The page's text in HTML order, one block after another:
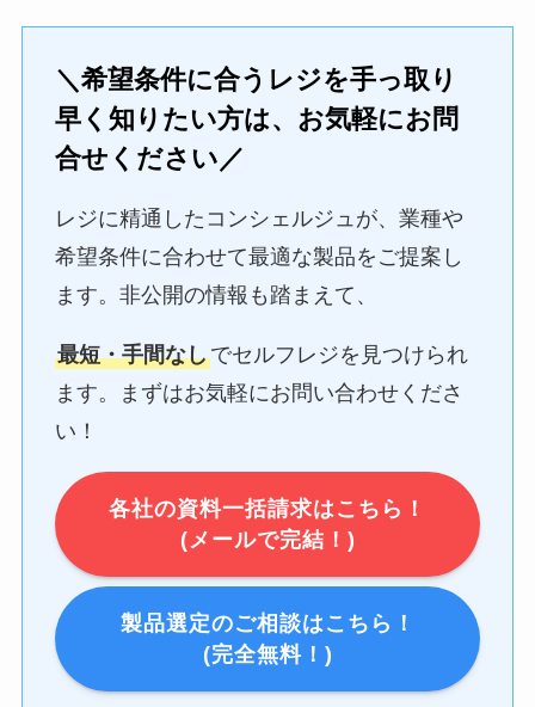
＼希望条件に合うレジを手っ取り
早く知りたい方は、お気軽にお問
合せください／
レジに精通したコンシェルジュが、業種や
希望条件に合わせて最適な製品をご提案し
ます。非公開の情報も踏まえて、
最短・手間なしでセルフレジを見つけられ
ます。まずはお気軽にお問い合わせくださ
い！
各社の資料一括請求はこちら！
(メールで完結！)
製品選定のご相談はこちら！
(完全無料！)